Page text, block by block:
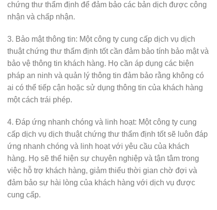
chứng thư thẩm định để đảm bảo các bản dịch được công
nhận và chấp nhận.
3. Bảo mật thông tin: Một công ty cung cấp dịch vụ dịch
thuật chứng thư thẩm định tốt cần đảm bảo tính bảo mật và
bảo vệ thông tin khách hàng. Họ cần áp dụng các biện
pháp an ninh và quản lý thông tin đảm bảo rằng không có
ai có thể tiếp cận hoặc sử dụng thông tin của khách hàng
một cách trái phép.
4. Đáp ứng nhanh chóng và linh hoạt: Một công ty cung
cấp dịch vụ dịch thuật chứng thư thẩm định tốt sẽ luôn đáp
ứng nhanh chóng và linh hoạt với yêu cầu của khách
hàng. Họ sẽ thể hiện sự chuyên nghiệp và tận tâm trong
việc hỗ trợ khách hàng, giảm thiểu thời gian chờ đợi và
đảm bảo sự hài lòng của khách hàng với dịch vụ được
cung cấp.